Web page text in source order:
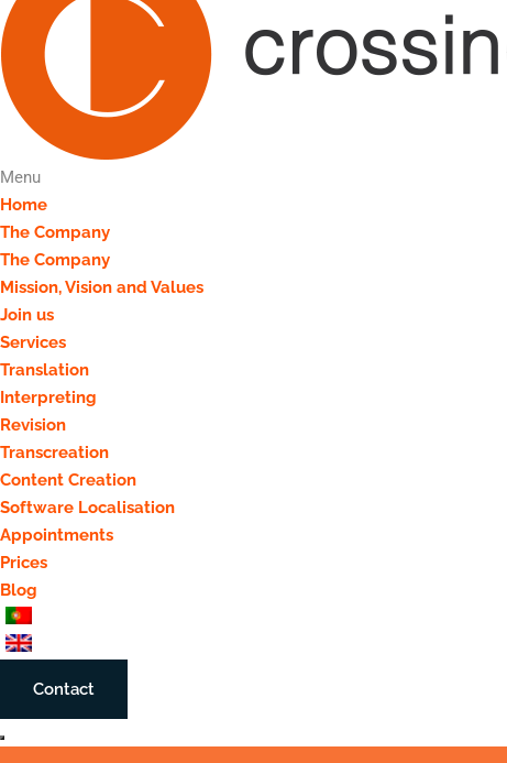
Menu
Home
The Company
The Company
Mission, Vision and Values
Join us
Services
Translation
Interpreting
Revision
Transcreation
Content Creation
Software Localisation
Appointments
Prices
Blog
Contact